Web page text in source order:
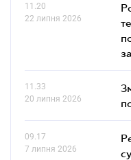
11.20
22 липня 2026
11.33
20 липня 2026
09.17
7 липня 2026